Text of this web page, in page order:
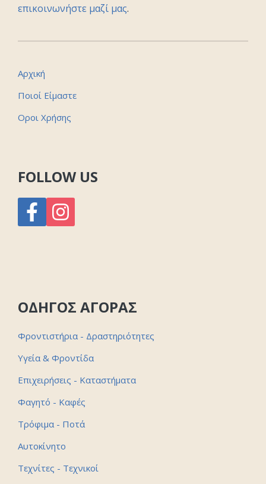
επικοινωνήστε μαζί μας.
Αρχική
Ποιοί Είμαστε
Οροι Χρήσης
FOLLOW US
ΟΔΗΓΟΣ ΑΓΟΡΑΣ
Φροντιστήρια - Δραστηριότητες
Υγεία & Φροντίδα
Επιχειρήσεις - Καταστήματα
Φαγητό - Καφές
Τρόφιμα - Ποτά
Αυτοκίνητο
Τεχνίτες - Τεχνικοί